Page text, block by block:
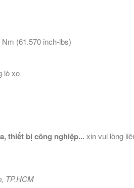
(61.570 inch-lbs)
lò xo
thiết bị công nghiệp...xin vui lòng
TP.HCM